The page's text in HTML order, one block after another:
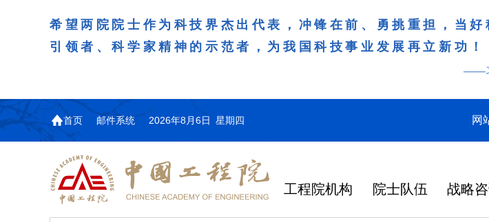
希望两院院士作为科技界杰出代表，冲锋在前、勇挑重担，当
引领者、科学家精神的示范者，为我国科技事业发展再立新功！
——
首页 邮件系统 2026年8月6日 星期四 网
工程院机构 院士队伍 战略